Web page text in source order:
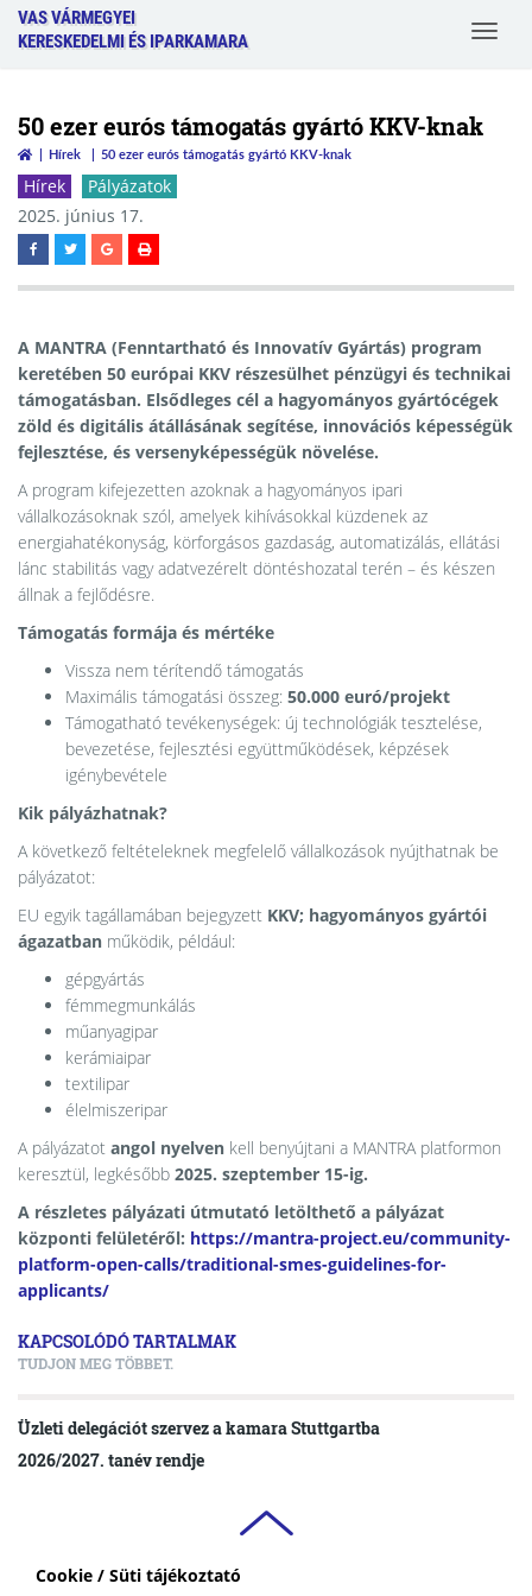
Cookie / Süti tájékoztató
VAS VÁRMEGYEI
KERESKEDELMI ÉS IPARKAMARA
Toggle
50 ezer eurós támogatás gyártó KKV-knak
Hírek 50 ezer eurós támogatás gyártó KKV-knak
Hírek
Pályázatok
2025. június 17.
A MANTRA (Fenntartható és Innovatív Gyártás) program
keretében 50 európai KKV részesülhet pénzügyi és technikai
támogatásban. Elsődleges cél a hagyományos gyártócégek
zöld és digitális átállásának segítése, innovációs képességük
fejlesztése, és versenyképességük növelése.
A program kifejezetten azoknak a hagyományos ipari
vállalkozásoknak szól, amelyek kihívásokkal küzdenek az
energiahatékonyság, körforgásos gazdaság, automatizálás, ellátási
lánc stabilitás vagy adatvezérelt döntéshozatal terén – és készen
állnak a fejlődésre.
Támogatás formája és mértéke
Vissza nem térítendő támogatás
Maximális támogatási összeg: 50.000 euró/projekt
Támogatható tevékenységek: új technológiák tesztelése,
bevezetése, fejlesztési együttműködések, képzések
igénybevétele
Kik pályázhatnak?
A következő feltételeknek megfelelő vállalkozások nyújthatnak be
pályázatot:
EU egyik tagállamában bejegyzett KKV; hagyományos gyártói
ágazatban működik, például:
gépgyártás
fémmegmunkálás
műanyagipar
kerámiaipar
textilipar
élelmiszeripar
A pályázatot angol nyelven kell benyújtani a MANTRA platformon
keresztül, legkésőbb 2025. szeptember 15-ig.
A részletes pályázati útmutató letölthető a pályázat
központi felületéről: https://mantra-project.eu/community-
platform-open-calls/traditional-smes-guidelines-for-
applicants/
KAPCSOLÓDÓ TARTALMAK
TUDJON MEG TÖBBET.
Üzleti delegációt szervez a kamara Stuttgartba
2026/2027. tanév rendje